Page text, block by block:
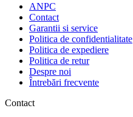
ANPC
Contact
Garantii si service
Politica de confidentialitate
Politica de expediere
Politica de retur
Despre noi
Întrebări frecvente
Contact